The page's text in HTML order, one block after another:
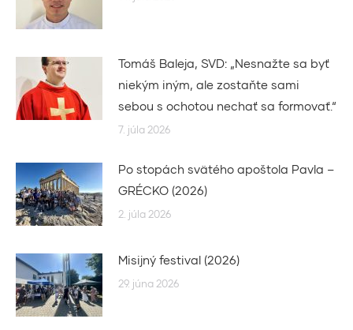
Tomáš Baleja, SVD: „Nesnažte sa byť
niekým iným, ale zostaňte sami
sebou s ochotou nechať sa formovať.“
7. júla 2026
Po stopách svätého apoštola Pavla –
GRÉCKO (2026)
2. júla 2026
Misijný festival (2026)
29. júna 2026